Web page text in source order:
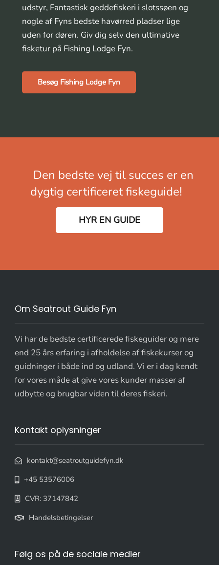
udstyr, Fantastisk geddefiskeri i slotssøen og
nogle af Fyns bedste havørred pladser lige
uden for døren. Giv dig selv den ultimative
fisketur på Fishing Lodge Fyn.
Besøg Fishing Lodge Fyn
Den bedste vej til succes er en
dygtig certificeret fiskeguide!
HYR EN GUIDE
Om Seatrout Guide Fyn
Vi har de bedste certificerede fiskeguider og mere
end 25 års erfaring i afholdelse af fiskekurser og
guidninger i både ind og udland. Vi er i dag kendt
for vores måde at give vores kunder masser af
udbytte og brugbar viden til deres fiskeri.
Kontakt oplysninger
kontakt@seatroutguidefyn.dk
+45 53576006
CVR: 37147842
Handelsbetingelser
Følg os på de sociale medier